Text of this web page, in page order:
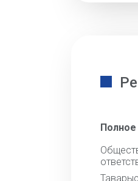
Полное